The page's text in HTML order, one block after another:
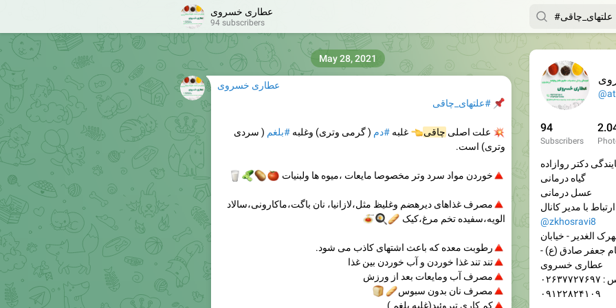
94
Subscribers
دکتر روازاده
گیاه درمانی
عسل درمانی
@zkhosravi8
الغدیر - خیابان
جعفر صادق (ع) -
عطاری خسروی
۰۹۱۲۲۸۲۴۱۰۹
عطاری خسروی
94 subscribers
عطاری خسروی
📌#علتهای_چاقی
💥علت اصلی چاقی
👈
غلبه #دم ( گرمی وتری) وغلبه #بلغم ( سردی
وتری) است.
🔺خوردن مواد سرد وتر مخصوصا مایعات ،میوه ها ولبنیات
🍅
🥔
🥒
🥛
🔺مصرف غذاهای دیرهضم وغلیظ مثل،لازانیا، نان باگت،ماکارونی،سالاد
الویه،سفیده تخم مرغ،کیک
🥖
🍳
🍝
🔺رطوبت معده که باعث اشتهای کاذب می شود.
🔺تند تند غذا خوردن و آب خوردن بین غذا
🔺مصرف آب ومایعات بعد از ورزش
🔺مصرف نان بدون سبوس
🥖
🍞
🔺کم کاری تیروئید(غلبه بلغم )
May 28, 2021